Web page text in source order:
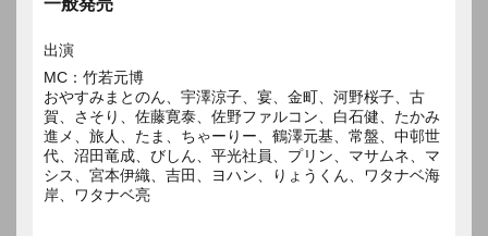
一般発売
出演
MC：竹若元博
おやすみまとのん、宇澤涼子、宴、金町、河野桜子、古
賀、さそり、佐藤寛泰、佐野ファルコン、白石健、たかみ
進メ、旅人、たま、ちゃーりー、鶴澤元基、常盤、中邨世
代、沼田竜成、びしん、平光社員、プリン、マサムネ、マ
シス、宮本伊織、吉田、ヨハン、りょうくん、ワタナベ海
岸、ワタナベ亮